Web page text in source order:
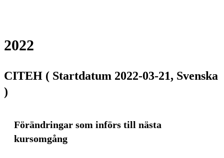
2022
CITEH ( Startdatum 2022-03-21, Svenska
)
Förändringar som införs till nästa
kursomgång